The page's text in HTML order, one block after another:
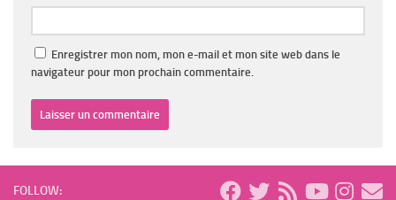
Enregistrer mon nom, mon e-mail et mon site web dans le
navigateur pour mon prochain commentaire.
FOLLOW: